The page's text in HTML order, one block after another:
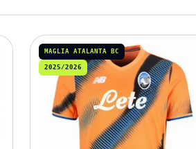
MAGLIA ATALANTA BC
2025/2026